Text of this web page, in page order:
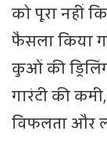
को पूरा नहीं
फैसला किया
कुओं की
गारंटी की
विफलता और